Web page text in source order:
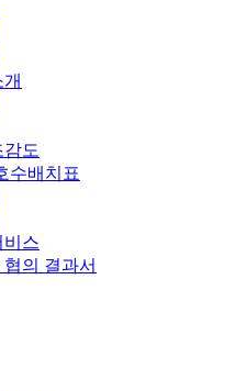
도
수배치표
비스
의 결과서